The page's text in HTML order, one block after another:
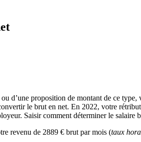
d’une proposition de montant de ce
le brut en net. En 2022, votre
Saisir comment déterminer le salaire
revenu de 2889 € brut par mois (taux